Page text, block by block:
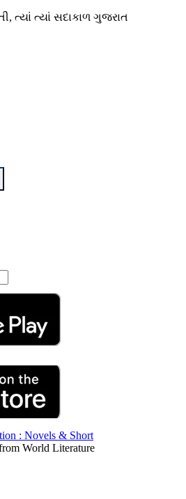
ત્યાં ત્યાં સદાકાળ ગુજરાત
: Novels & Short
World Literature